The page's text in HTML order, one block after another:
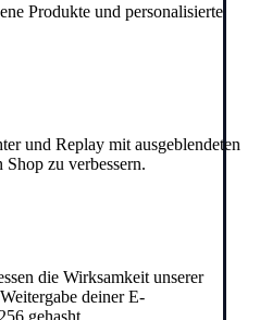
Produkte und personalisierte
und Replay mit ausgeblendeten
zu verbessern.
die Wirksamkeit unserer
deiner E-
gehasht.